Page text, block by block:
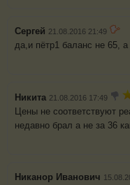
Сергей 21.08.2016 21:49
да,и пётр1 баланс не 65,
Никита 21.08.2016 17:49
Цены не соответствуют
недавно брал а не за 36
Никанор Иванович